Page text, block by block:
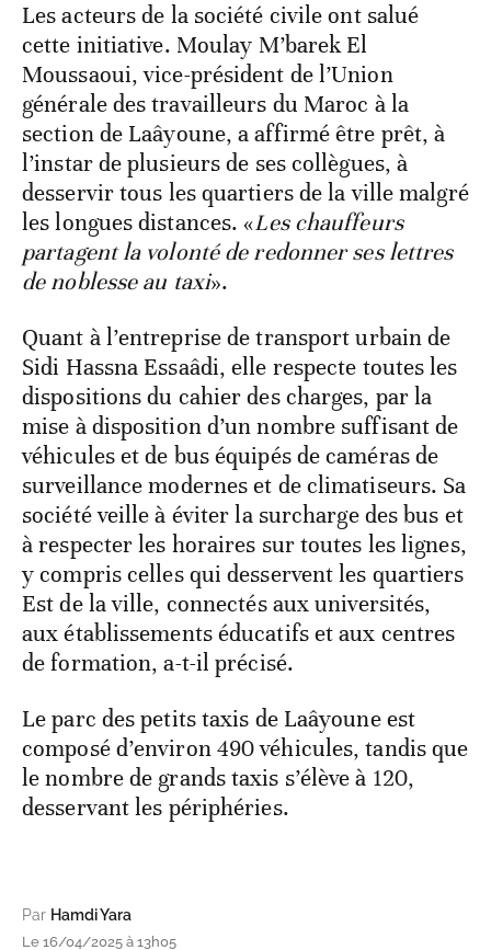
Les acteurs de la société civile ont salué
cette initiative. Moulay M’barek El
Moussaoui, vice-président de l’Union
générale des travailleurs du Maroc à la
section de Laâyoune, a affirmé être prêt, à
l’instar de plusieurs de ses collègues, à
desservir tous les quartiers de la ville malgré
les longues distances. «Les chauffeurs
partagent la volonté de redonner ses lettres
de noblesse au taxi».
Quant à l’entreprise de transport urbain de
Sidi Hassna Essaâdi, elle respecte toutes les
dispositions du cahier des charges, par la
mise à disposition d’un nombre suffisant de
véhicules et de bus équipés de caméras de
surveillance modernes et de climatiseurs. Sa
société veille à éviter la surcharge des bus et
à respecter les horaires sur toutes les lignes,
y compris celles qui desservent les quartiers
Est de la ville, connectés aux universités,
aux établissements éducatifs et aux centres
de formation, a-t-il précisé.
Le parc des petits taxis de Laâyoune est
composé d’environ 490 véhicules, tandis que
le nombre de grands taxis s’élève à 120,
desservant les périphéries.
Par Hamdi Yara
Le 16/04/2025 à 13h05